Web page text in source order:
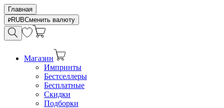
Главная
RUBСменить валюту
Магазин
Импринты
Бестселлеры
Бесплатные
Скидки
Подборки